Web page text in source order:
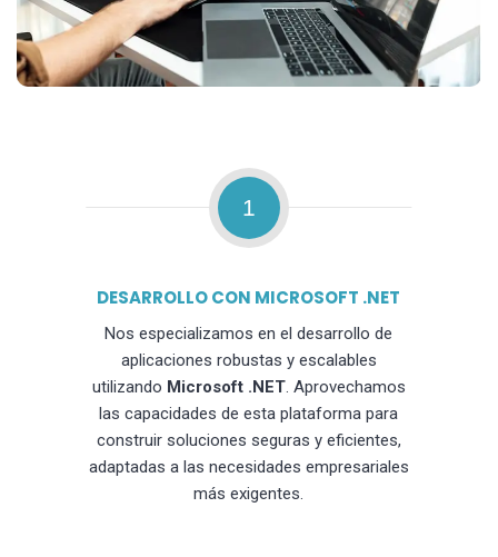
1
DESARROLLO CON MICROSOFT .NET
Nos especializamos en el desarrollo de
aplicaciones robustas y escalables
utilizando Microsoft .NET. Aprovechamos
las capacidades de esta plataforma para
construir soluciones seguras y eficientes,
adaptadas a las necesidades empresariales
más exigentes.